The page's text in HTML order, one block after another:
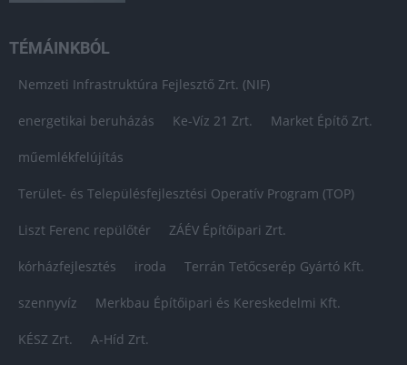
TÉMÁINKBÓL
Nemzeti Infrastruktúra Fejlesztő Zrt. (NIF)
energetikai beruházás Ke-Víz 21 Zrt. Market Építő Zrt.
műemlékfelújítás
Terület- és Településfejlesztési Operatív Program (TOP)
Liszt Ferenc repülőtér ZÁÉV Építőipari Zrt.
kórházfejlesztés iroda Terrán Tetőcserép Gyártó Kft.
szennyvíz Merkbau Építőipari és Kereskedelmi Kft.
KÉSZ Zrt. A-Híd Zrt.